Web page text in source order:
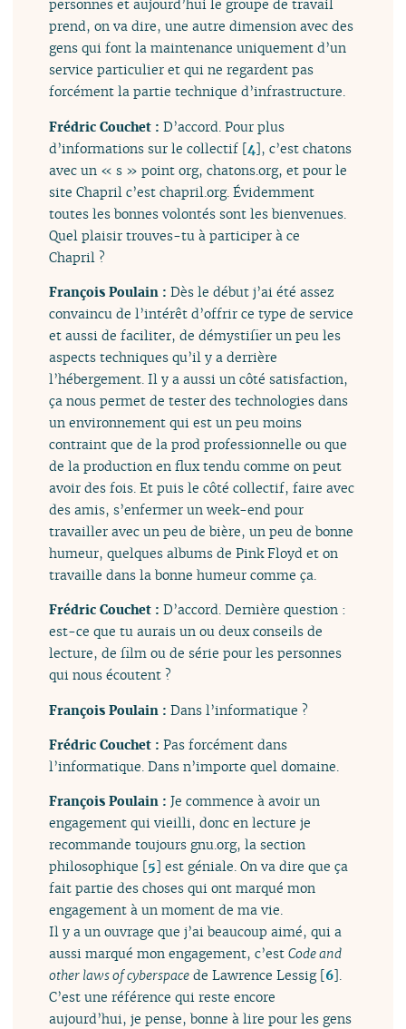
personnes et aujourd’hui le groupe de travail
prend, on va dire, une autre dimension avec des
gens qui font la maintenance uniquement d’un
service particulier et qui ne regardent pas
forcément la partie technique d’infrastructure.
Frédric Couchet :D’accord. Pour plus
d’informations sur le collectif [4], c’est chatons
avec un « s » point org, chatons.org, et pour le
site Chapril c’est chapril.org. Évidemment
toutes les bonnes volontés sont les bienvenues.
Quel plaisir trouves-tu à participer à ce
Chapril ?
François Poulain :Dès le début j’ai été assez
convaincu de l’intérêt d’offrir ce type de service
et aussi de faciliter, de démystifier un peu les
aspects techniques qu’il y a derrière
l’hébergement. Il y a aussi un côté satisfaction,
ça nous permet de tester des technologies dans
un environnement qui est un peu moins
contraint que de la prod professionnelle ou que
de la production en flux tendu comme on peut
avoir des fois. Et puis le côté collectif, faire avec
des amis, s’enfermer un week-end pour
travailler avec un peu de bière, un peu de bonne
humeur, quelques albums de Pink Floyd et on
travaille dans la bonne humeur comme ça.
Frédric Couchet :D’accord. Dernière question :
est-ce que tu aurais un ou deux conseils de
lecture, de film ou de série pour les personnes
qui nous écoutent ?
François Poulain :Dans l’informatique ?
Frédric Couchet :Pas forcément dans
l’informatique. Dans n’importe quel domaine.
François Poulain :Je commence à avoir un
engagement qui vieilli, donc en lecture je
recommande toujours gnu.org, la section
philosophique [5] est géniale. On va dire que ça
fait partie des choses qui ont marqué mon
engagement à un moment de ma vie.
Il y a un ouvrage que j’ai beaucoup aimé, qui a
aussi marqué mon engagement, c’estCode and
other laws of cyberspace de Lawrence Lessig[6].
C’est une référence qui reste encore
aujourd’hui, je pense, bonne à lire pour les gens